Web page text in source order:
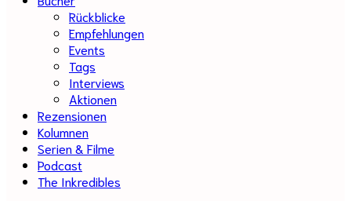
Rückblicke
Empfehlungen
Events
Tags
Interviews
Aktionen
Rezensionen
Kolumnen
Serien & Filme
Podcast
The Inkredibles